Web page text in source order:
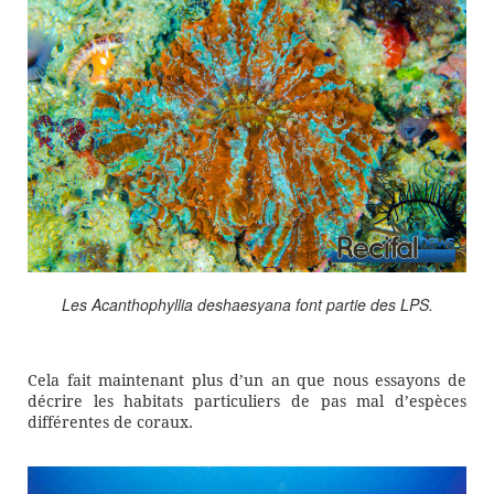
Les Acanthophyllia deshaesyana font partie des LPS.
Cela fait maintenant plus d’un an que nous essayons de
décrire les habitats particuliers de pas mal d’espèces
différentes de coraux.